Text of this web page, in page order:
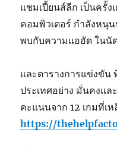
แชมเปี้ยนส์ลีก เป็นครั้ง
คอมพิวเตอร์ กำลังหนุน
พบกับความแออัด ในนั
และตารางการแข่งขัน
ประเทศอย่าง มั่นคงแล
คะแนนจาก 12 เกมที่เห
https://